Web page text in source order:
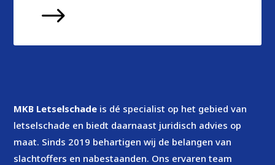
$
MKB Letselschade is dé specialist op het gebied van
letselschade en biedt daarnaast juridisch advies op
maat. Sinds 2019 behartigen wij de belangen van
slachtoffers en nabestaanden. Ons ervaren team